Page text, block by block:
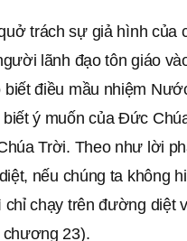
trách sự giả hình của
lãnh đạo tôn giáo
biết điều mầu nhiệm
ý muốn của Đức
Trời. Theo như lời
nếu chúng ta không
chạy trên đường diệt
chương 23).